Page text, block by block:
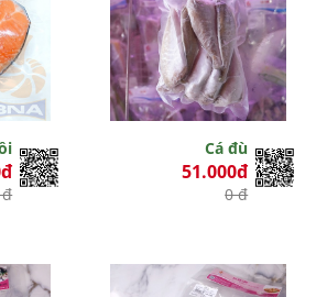
Cá đù
51.000đ
0 đ